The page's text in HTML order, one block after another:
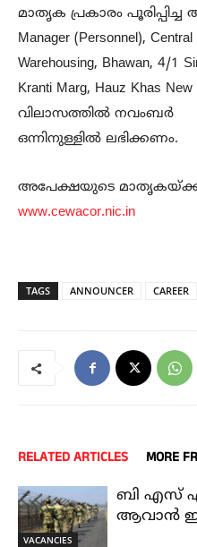
മാതൃക പ്രകാരം പൂരിപ്പിച്ച
Manager (Personnel),
Warehousing, Bhawan, 4/1
Kranti Marg, Hauz Khas
വിലാസത്തിൽ നവംബർ
ഒന്നിനുള്ളിൽ ലഭിക്കണം.
അപേക്ഷയുടെ
www.cewacor.nic.in
TAGS ANNOUNCER CAREER
RELATED ARTICLES MORE
VACANCIES
ബി എസ്
ആവാൻ